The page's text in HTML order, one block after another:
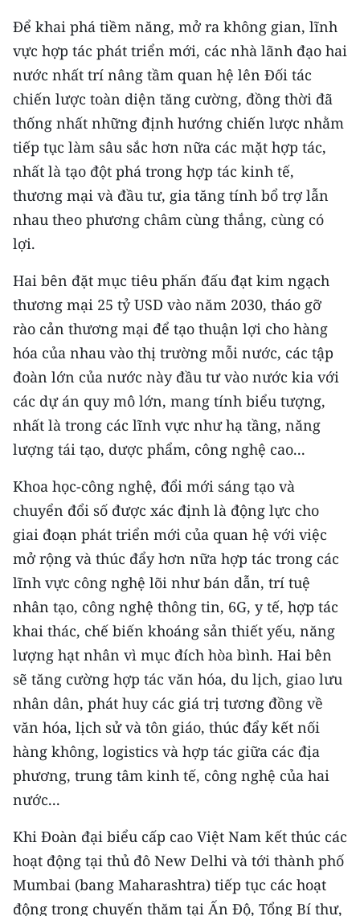
Để khai phá tiềm năng, mở ra không gian, lĩnh
vực hợp tác phát triển mới, các nhà lãnh đạo hai
nước nhất trí nâng tầm quan hệ lên Đối tác
chiến lược toàn diện tăng cường, đồng thời đã
thống nhất những định hướng chiến lược nhằm
tiếp tục làm sâu sắc hơn nữa các mặt hợp tác,
nhất là tạo đột phá trong hợp tác kinh tế,
thương mại và đầu tư, gia tăng tính bổ trợ lẫn
nhau theo phương châm cùng thắng, cùng có
lợi.
Hai bên đặt mục tiêu phấn đấu đạt kim ngạch
thương mại 25 tỷ USD vào năm 2030, tháo gỡ
rào cản thương mại để tạo thuận lợi cho hàng
hóa của nhau vào thị trường mỗi nước, các tập
đoàn lớn của nước này đầu tư vào nước kia với
các dự án quy mô lớn, mang tính biểu tượng,
nhất là trong các lĩnh vực như hạ tầng, năng
lượng tái tạo, dược phẩm, công nghệ cao...
Khoa học-công nghệ, đổi mới sáng tạo và
chuyển đổi số được xác định là động lực cho
giai đoạn phát triển mới của quan hệ với việc
mở rộng và thúc đẩy hơn nữa hợp tác trong các
lĩnh vực công nghệ lõi như bán dẫn, trí tuệ
nhân tạo, công nghệ thông tin, 6G, y tế, hợp tác
khai thác, chế biến khoáng sản thiết yếu, năng
lượng hạt nhân vì mục đích hòa bình. Hai bên
sẽ tăng cường hợp tác văn hóa, du lịch, giao lưu
nhân dân, phát huy các giá trị tương đồng về
văn hóa, lịch sử và tôn giáo, thúc đẩy kết nối
hàng không, logistics và hợp tác giữa các địa
phương, trung tâm kinh tế, công nghệ của hai
nước...
Khi Đoàn đại biểu cấp cao Việt Nam kết thúc các
hoạt động tại thủ đô New Delhi và tới thành phố
Mumbai (bang Maharashtra) tiếp tục các hoạt
động trong chuyến thăm tại Ấn Độ, Tổng Bí thư,